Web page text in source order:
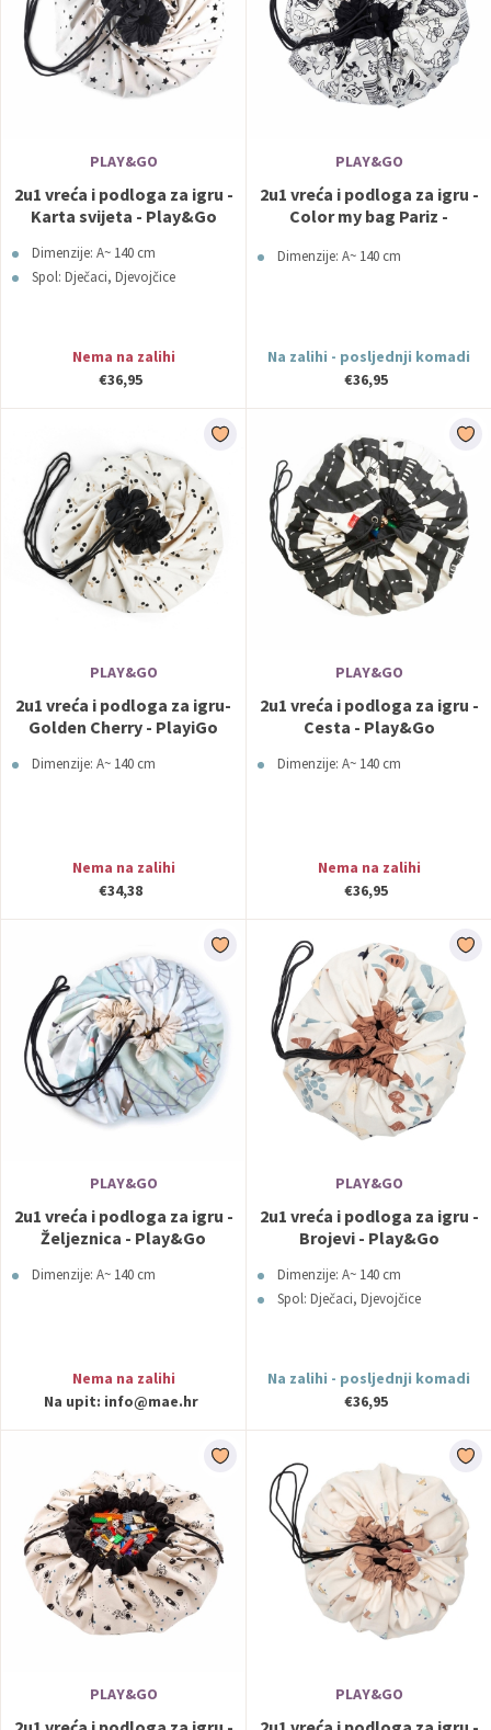
PLAY&GO
2u1 vreća i podloga za igru -
Karta svijeta - Play&Go
Dimenzije: A~ 140 cm
Spol: Dječaci, Djevojčice
Nema na zalihi
€36,95
PLAY&GO
2u1 vreća i podloga za igru -
Color my bag Pariz -
Dimenzije: A~ 140 cm
Na zalihi - posljednji komadi
€36,95
PLAY&GO
2u1 vreća i podloga za igru-
Golden Cherry - PlayiGo
Dimenzije: A~ 140 cm
Nema na zalihi
€34,38
PLAY&GO
2u1 vreća i podloga za igru -
Cesta - Play&Go
Dimenzije: A~ 140 cm
Nema na zalihi
€36,95
PLAY&GO
2u1 vreća i podloga za igru -
Željeznica - Play&Go
Dimenzije: A~ 140 cm
Nema na zalihi
Na upit: info@mae.hr
PLAY&GO
2u1 vreća i podloga za igru -
Brojevi - Play&Go
Dimenzije: A~ 140 cm
Spol: Dječaci, Djevojčice
Na zalihi - posljednji komadi
€36,95
PLAY&GO PLAY&GO